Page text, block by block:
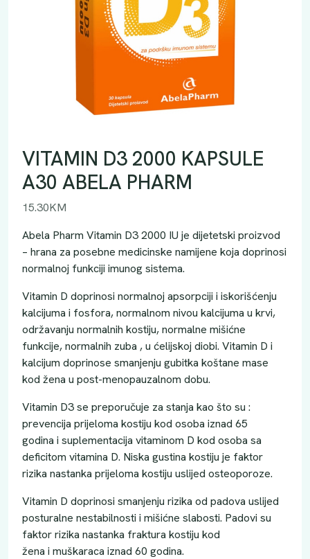
VITAMIN D3 2000 KAPSULE
A30 ABELA PHARM
15.30KM
Abela Pharm Vitamin D3 2000 IU je dijetetski proizvod
– hrana za posebne medicinske namijene koja doprinosi
normalnoj funkciji imunog sistema.
Vitamin D doprinosi normalnoj apsorpciji i iskorišćenju
kalcijuma i fosfora, normalnom nivou kalcijuma u krvi,
održavanju normalnih kostiju, normalne mišićne
funkcije, normalnih zuba , u ćelijskoj diobi. Vitamin D i
kalcijum doprinose smanjenju gubitka koštane mase
kod žena u post-menopauzalnom dobu.
Vitamin D3 se preporučuje za stanja kao što su :
prevencija prijeloma kostiju kod osoba iznad 65
godina i suplementacija vitaminom D kod osoba sa
deficitom vitamina D. Niska gustina kostiju je faktor
rizika nastanka prijeloma kostiju uslijed osteoporoze.
Vitamin D doprinosi smanjenju rizika od padova uslijed
posturalne nestabilnosti i mišićne slabosti. Padovi su
faktor rizika nastanka fraktura kostiju kod
žena i muškaraca iznad 60 godina.